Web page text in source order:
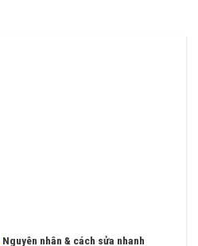
Nguyên nhân & cách sửa nhanh